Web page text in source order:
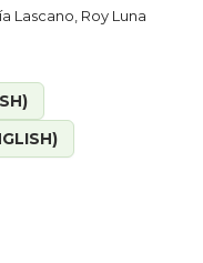
Lascano, Roy Luna